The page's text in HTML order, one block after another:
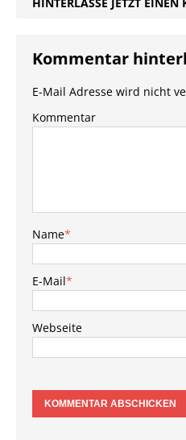
Kommentar
E-Mail Adresse wird nicht
Kommentar
Name*
E-Mail*
Webseite